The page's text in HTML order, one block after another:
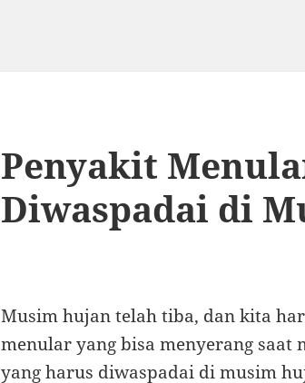
Penyakit
Diwaspadai di
Musim hujan telah tiba, dan kita
menular yang bisa menyerang
yang harus diwaspadai di musim